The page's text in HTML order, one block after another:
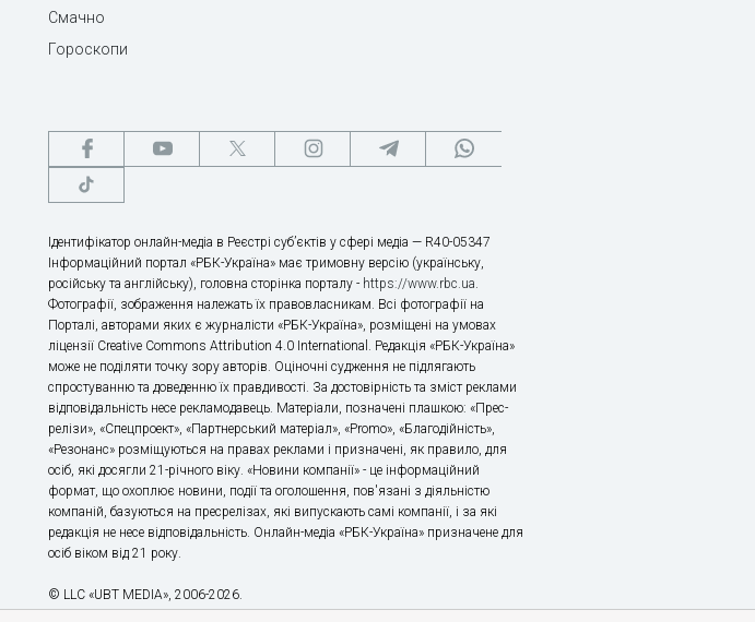
Смачно
Гороскопи
Ідентифікатор онлайн-медіа в Реєстрі суб’єктів у сфері медіа — R40-05347
Інформаційний портал «РБК-Україна» має тримовну версію (українську,
російську та англійську), головна сторінка порталу - https://www.rbc.ua.
Фотографії, зображення належать їх правовласникам. Всі фотографії на
Порталі, авторами яких є журналісти «РБК-Україна», розміщені на умовах
ліцензії Creative Commons Attribution 4.0 International. Редакція «РБК-Україна»
може не поділяти точку зору авторів. Оціночні судження не підлягають
спростуванню та доведенню їх правдивості. За достовірність та зміст реклами
відповідальність несе рекламодавець. Матеріали, позначені плашкою: «Прес-
релізи», «Спецпроект», «Партнерський матеріал», «Promo», «Благодійність»,
«Резонанс» розміщуються на правах реклами і призначені, як правило, для
осіб, які досягли 21-річного віку. «Новини компанії» - це інформаційний
формат, що охоплює новини, події та оголошення, пов'язані з діяльністю
компаній, базуються на пресрелізах, які випускають самі компанії, і за які
редакція не несе відповідальність. Онлайн-медіа «РБК-Україна» призначене для
осіб віком від 21 року.
© LLC «UBT MEDIA», 2006-2026.